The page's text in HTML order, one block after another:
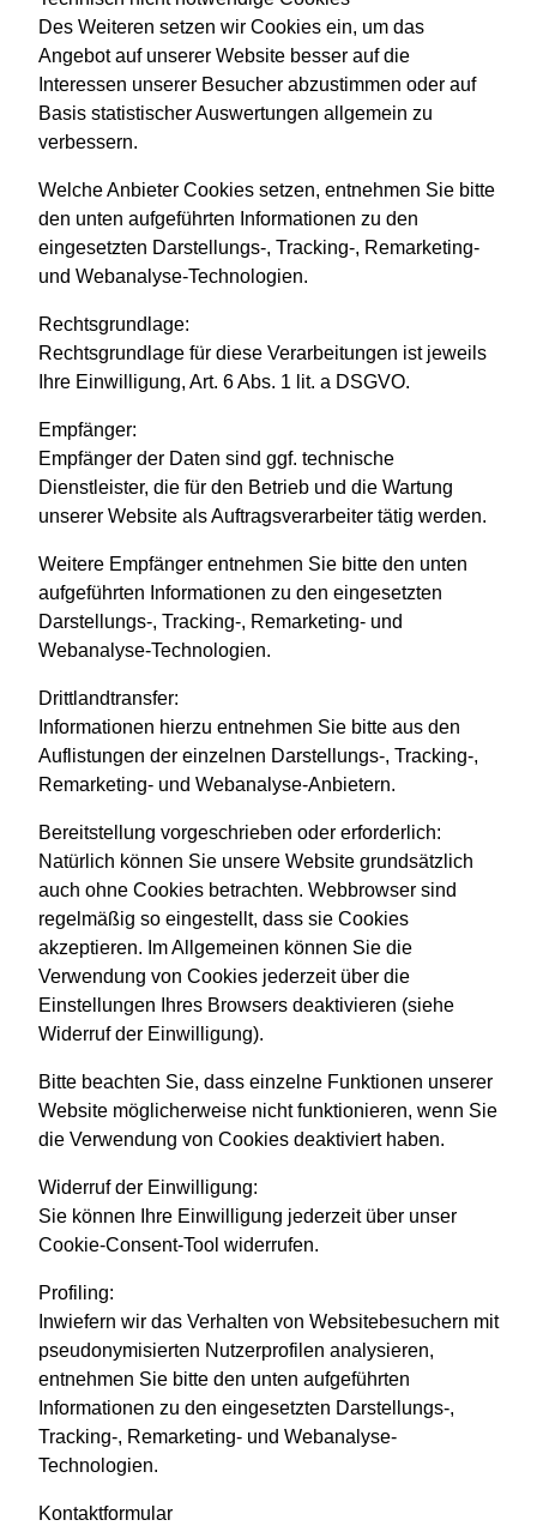
Des Weiteren setzen wir Cookies ein, um das
Angebot auf unserer Website besser auf die
Interessen unserer Besucher abzustimmen oder auf
Basis statistischer Auswertungen allgemein zu
verbessern.
Welche Anbieter Cookies setzen, entnehmen Sie bitte
den unten aufgeführten Informationen zu den
eingesetzten Darstellungs-, Tracking-, Remarketing-
und Webanalyse-Technologien.
Rechtsgrundlage:
Rechtsgrundlage für diese Verarbeitungen ist jeweils
Ihre Einwilligung, Art. 6 Abs. 1 lit. a DSGVO.
Empfänger:
Empfänger der Daten sind ggf. technische
Dienstleister, die für den Betrieb und die Wartung
unserer Website als Auftragsverarbeiter tätig werden.
Weitere Empfänger entnehmen Sie bitte den unten
aufgeführten Informationen zu den eingesetzten
Darstellungs-, Tracking-, Remarketing- und
Webanalyse-Technologien.
Drittlandtransfer:
Informationen hierzu entnehmen Sie bitte aus den
Auflistungen der einzelnen Darstellungs-, Tracking-,
Remarketing- und Webanalyse-Anbietern.
Bereitstellung vorgeschrieben oder erforderlich:
Natürlich können Sie unsere Website grundsätzlich
auch ohne Cookies betrachten. Webbrowser sind
regelmäßig so eingestellt, dass sie Cookies
akzeptieren. Im Allgemeinen können Sie die
Verwendung von Cookies jederzeit über die
Einstellungen Ihres Browsers deaktivieren (siehe
Widerruf der Einwilligung).
Bitte beachten Sie, dass einzelne Funktionen unserer
Website möglicherweise nicht funktionieren, wenn Sie
die Verwendung von Cookies deaktiviert haben.
Widerruf der Einwilligung:
Sie können Ihre Einwilligung jederzeit über unser
Cookie-Consent-Tool widerrufen.
Profiling:
Inwiefern wir das Verhalten von Websitebesuchern mit
pseudonymisierten Nutzerprofilen analysieren,
entnehmen Sie bitte den unten aufgeführten
Informationen zu den eingesetzten Darstellungs-,
Tracking-, Remarketing- und Webanalyse-
Technologien.
Kontaktformular